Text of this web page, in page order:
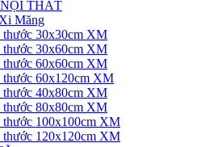
THẤT
Măng
30x30cm XM
30x60cm XM
60x60cm XM
60x120cm XM
40x80cm XM
80x80cm XM
100x100cm XM
120x120cm XM